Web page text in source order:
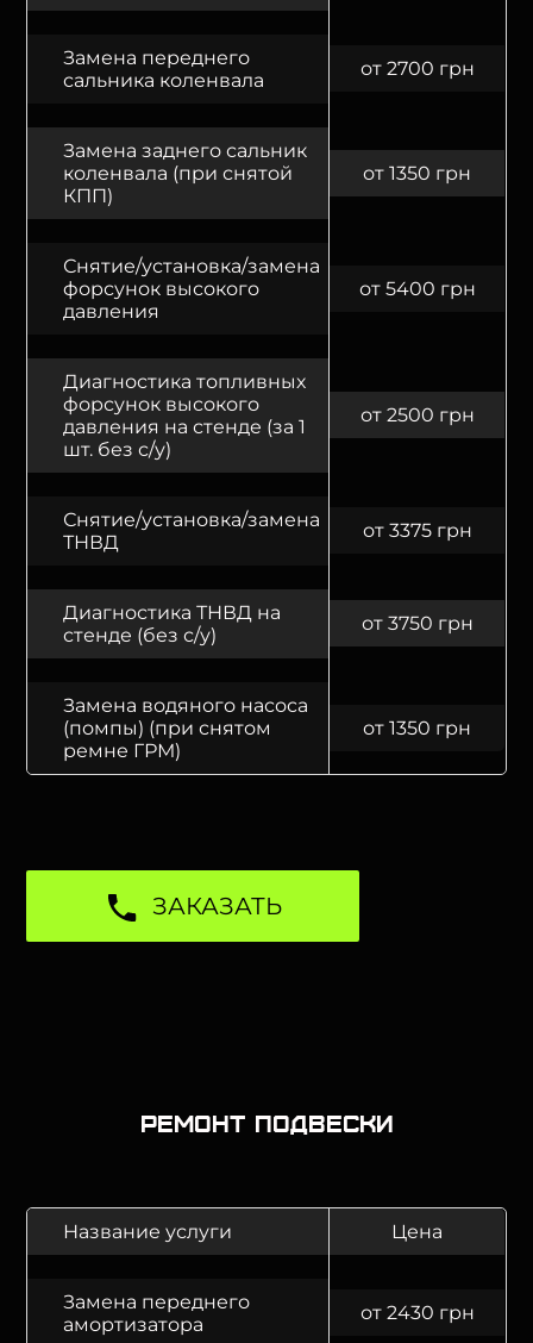
Замена переднего
сальника коленвала
от 2700 грн
Замена заднего сальник
коленвала (при снятой
КПП)
от 1350 грн
Снятие/установка/замена
форсунок высокого
давления
от 5400 грн
Диагностика топливных
форсунок высокого
давления на стенде (за 1
шт. без с/у)
от 2500 грн
Снятие/установка/замена
ТНВД
от 3375 грн
Диагностика ТНВД на
стенде (без с/у)
от 3750 грн
Замена водяного насоса
(помпы) (при снятом
ремне ГРМ)
от 1350 грн
ЗАКАЗАТЬ
Ремонт подвески
Название услуги Цена
Замена переднего
амортизатора
от 2430 грн